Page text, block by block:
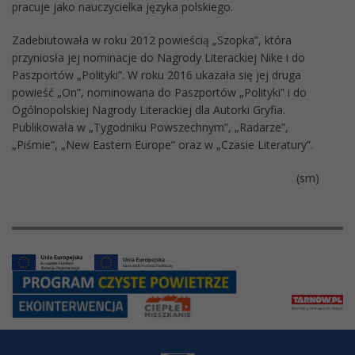
pracuje jako nauczycielka języka polskiego.
Zadebiutowała w roku 2012 powieścią „Szopka”, która
przyniosła jej nominacje do Nagrody Literackiej Nike i do
Paszportów „Polityki”. W roku 2016 ukazała się jej druga
powieść „On”, nominowana do Paszportów „Polityki” i do
Ogólnopolskiej Nagrody Literackiej dla Autorki Gryfia.
Publikowała w „Tygodniku Powszechnym”, „Radarze”,
„Piśmie”, „New Eastern Europe” oraz w „Czasie Literatury”.
(sm)